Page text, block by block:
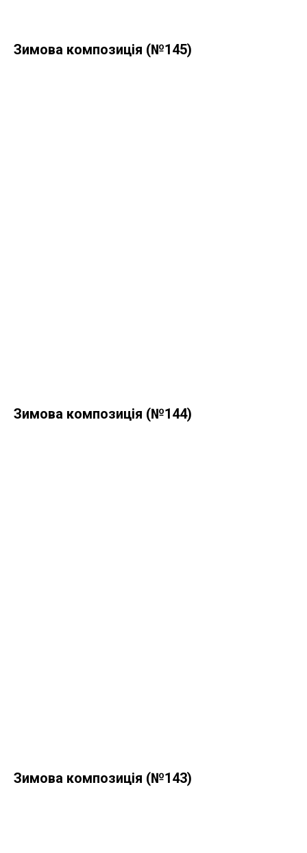
Зимова композиція (№145)
Зимова композиція (№144)
Зимова композиція (№143)